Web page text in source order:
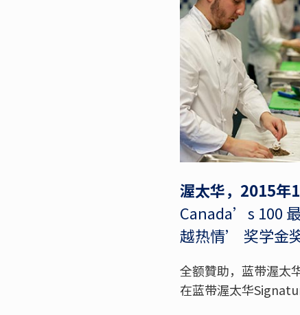
渥太华，2015年
Canada’s 100
越热情’ 奖学金
全额贊助，蓝带渥太
在蓝带渥太华